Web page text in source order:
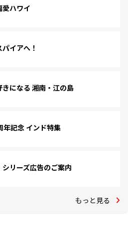
ハワイ
イアへ！
になる 湘南・江の島
年記念 インド特集
シリーズ広告のご案内
もっと見る